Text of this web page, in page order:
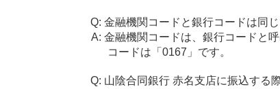
金融機関コードと銀行コードは同じ
金融機関コードは、銀行コードと
コードは「0167」です。
山陰合同銀行 赤名支店に振込する